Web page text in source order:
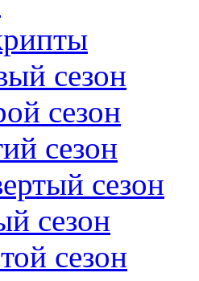
сезон
сезон
сезон
сезон
сезон
сезон